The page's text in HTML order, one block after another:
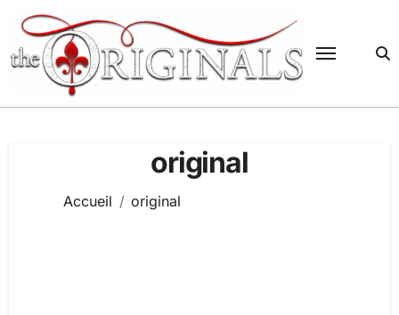
contenu
original
Accueil original